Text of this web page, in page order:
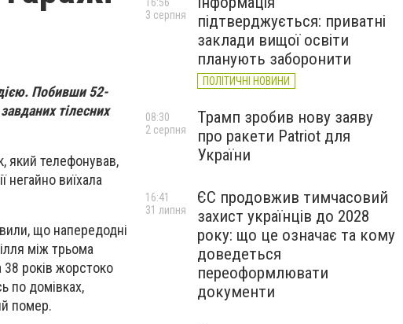
Побивши 52-
тілесних
який телефонував,
негайно виїхала
що напередодні
між трьома
38 років жорстоко
по домівках,
помер.
підтверджується: приватні
заклади вищої освіти
планують заборонити
ПОЛІТИЧНІ НОВИНИ
3 серпня
Трамп зробив нову заяву
про ракети Patriot для
України
08:30
2 серпня
ЄС продовжив тимчасовий
захист українців до 2028
року: що це означає та кому
доведеться
переоформлювати
документи
16:41
31 липня